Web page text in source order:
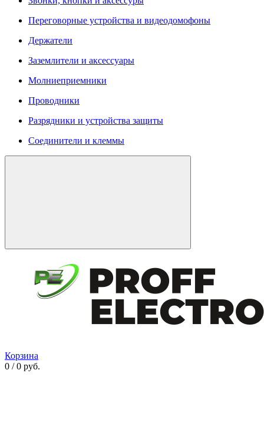
Переговорные устройства и видеодомофоны
Держатели
Заземлители и аксессуары
Молниеприемники
Проводники
Разрядники и устройства защиты
Соединители и клеммы
Корзина
0 / 0 руб.